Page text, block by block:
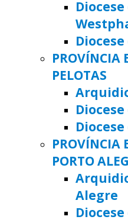
PROVÍNCIA
PELOTAS
PROVÍNCIA
PORTO
Alegre